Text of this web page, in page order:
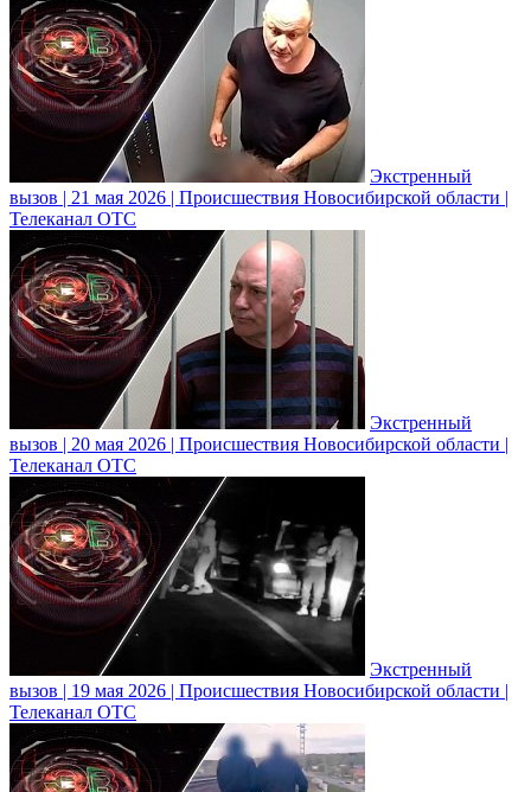
Экстренный
вызов | 21 мая 2026 | Происшествия Новосибирской области |
Телеканал ОТС
Экстренный
вызов | 20 мая 2026 | Происшествия Новосибирской области |
Телеканал ОТС
Экстренный
вызов | 19 мая 2026 | Происшествия Новосибирской области |
Телеканал ОТС